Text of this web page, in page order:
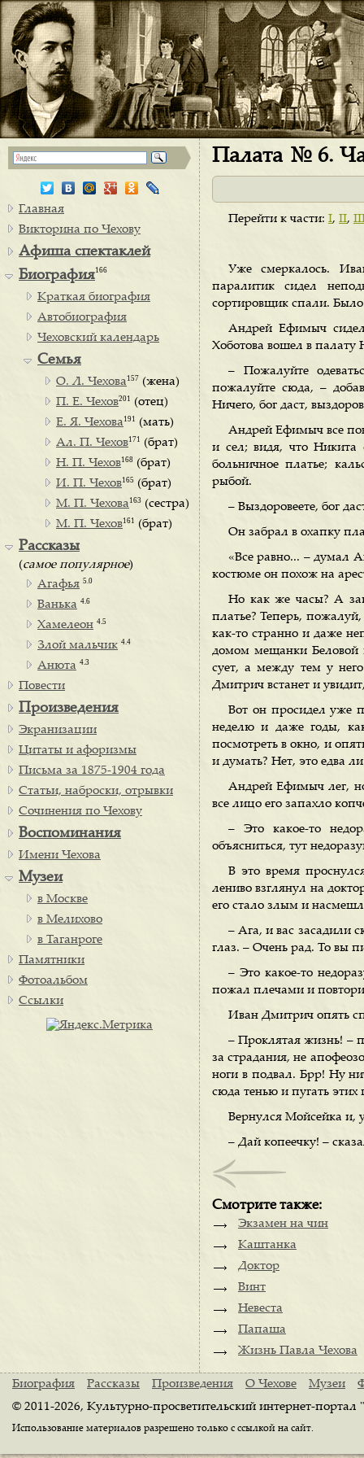
Палата № 6.
Перейти к части: I, II,
Уже смеркалось.
паралитик сидел
сортировщик спали. Было
Андрей Ефимыч
Хоботова вошел в палату
– Пожалуйте
пожалуйте сюда, –
Ничего, бог даст,
Андрей Ефимыч все
и сел; видя, что Никита
больничное платье;
рыбой.
– Выздоровеете, бог
Он забрал в охапку
«Все равно... – думал
костюме он похож на
Но как же часы? А
платье? Теперь,
как-то странно и даже
домом мещанки Беловой
сует, а между тем у
Дмитрич встанет и
Вот он просидел уже
неделю и даже годы,
посмотреть в окно, и
и думать? Нет, это едва
Андрей Ефимыч лег,
все лицо его запахло
– Это какое-то
объясниться, тут
В это время
лениво взглянул на
его стало злым и
– Ага, и вас засадили
глаз. – Очень рад. То вы
– Это какое-то
пожал плечами и
Иван Дмитрич опять
– Проклятая жизнь! –
за страдания, не
ноги в подвал. Брр! Ну
сюда тенью и пугать этих
Вернулся Мойсейка и,
– Дай копеечку! –
Смотрите также:
Экзамен на чин
Каштанка
Доктор
Винт
Невеста
Папаша
Жизнь Павла Чехова
Главная
Викторина по Чехову
Афиша спектаклей
Биография166
Краткая биография
Автобиография
Чеховский календарь
Семья
О. Л. Чехова 157 (жена)
П. Е. Чехов201 (отец)
Е. Я. Чехова 191 (мать)
Ал. П. Чехов171 (брат)
Н. П. Чехов168 (брат)
И. П. Чехов165 (брат)
М. П. Чехова 163 (сестра)
М. П. Чехов161 (брат)
Рассказы
(самое популярное)
Агафья 5.0
Ванька 4.6
Хамелеон 4.5
Злой мальчик 4.4
Анюта 4.3
Повести
Произведения
Экранизации
Цитаты и афоризмы
Письма за 1875-1904 года
Статьи, наброски, отрывки
Сочинения по Чехову
Воспоминания
Имени Чехова
Музеи
в Москве
в Мелихово
в Таганроге
Памятники
Фотоальбом
Ссылки
Биография Рассказы Произведения О Чехове Музеи
© 2011-2026, Культурно-просветительский интернет-
Использование материалов разрешено только с ссылкой на сайт.